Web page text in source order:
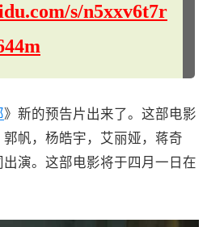
s/n5xxv6t7r
》新的预告片出来了。这部电影
帆，杨皓宇，艾丽娅，蒋奇
演。这部电影将于四月一日在